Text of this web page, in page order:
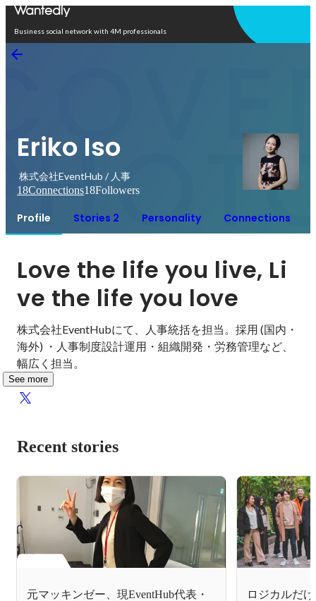
Business social network with 4M professionals
Eriko Iso
株式会社EventHub / 人事
18Connections18Followers
Profile Stories 2 Personality Connections
Love the life you live, Li
ve the life you love
株式会社EventHubにて、人事統括を担当。採用 (国内・
海外) ・人事制度設計運用・組織開発・労務管理など、
幅広く担当。
See more
Recent stories
元マッキンゼー、現EventHub代表・
ロジカルだ